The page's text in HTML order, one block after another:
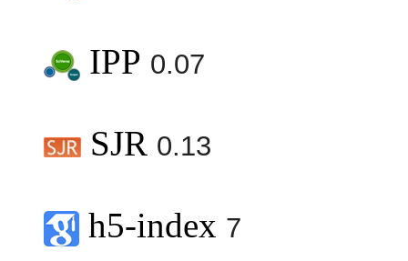
IPP 0.07
SJR 0.13
h5-index 7